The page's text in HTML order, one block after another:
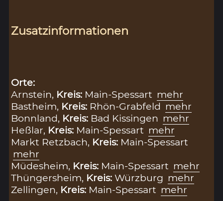
Zusatzinformationen
Orte:
Arnstein, Kreis: Main-Spessart mehr
Bastheim, Kreis: Rhön-Grabfeld mehr
Bonnland, Kreis: Bad Kissingen mehr
Heßlar, Kreis: Main-Spessart mehr
Markt Retzbach, Kreis: Main-Spessart
mehr
Müdesheim, Kreis: Main-Spessart mehr
Thüngersheim, Kreis:Würzburg mehr
Zellingen, Kreis: Main-Spessart mehr